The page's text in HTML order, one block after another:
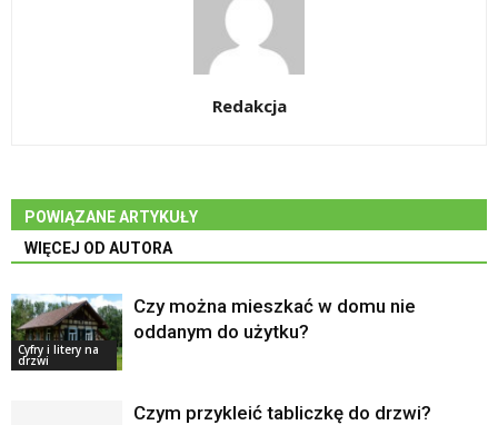
Redakcja
POWIĄZANE ARTYKUŁY
WIĘCEJ OD AUTORA
Cyfry i litery na
drzwi
Czy można mieszkać w domu nie
oddanym do użytku?
Czym przykleić tabliczkę do drzwi?